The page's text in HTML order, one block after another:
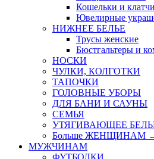
Кошельки и клатчи
Ювелирные
НИЖНЕЕ БЕЛЬЕ
Трусы женские
Бюстгальтеры и
НОСКИ
ЧУЛКИ, КОЛГОТКИ
ТАПОЧКИ
ГОЛОВНЫЕ УБОРЫ
ДЛЯ БАНИ И САУНЫ
СЕМЬЯ
УТЯГИВАЮЩЕЕ
Больше ЖЕНЩИНАМ
МУЖЧИНАМ
ФУТБОЛКИ